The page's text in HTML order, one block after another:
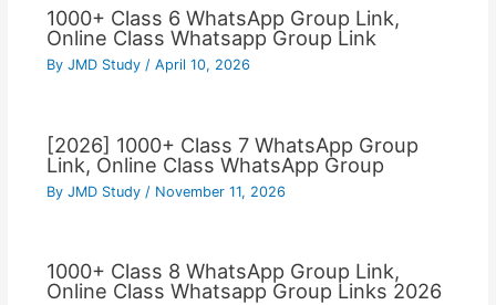
1000+ Class 6 WhatsApp Group Link,
Online Class Whatsapp Group Link
By JMD Study / April 10, 2026
[2026] 1000+ Class 7 WhatsApp Group
Link, Online Class WhatsApp Group
By JMD Study / November 11, 2026
1000+ Class 8 WhatsApp Group Link,
Online Class Whatsapp Group Links 2026